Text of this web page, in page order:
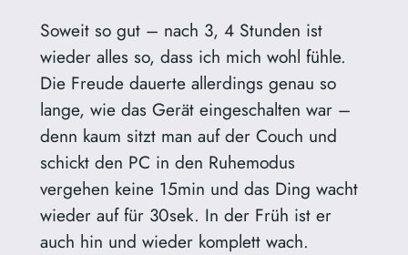
Soweit so gut – nach 3, 4 Stunden ist
wieder alles so, dass ich mich wohl fühle.
Die Freude dauerte allerdings genau so
lange, wie das Gerät eingeschalten war –
denn kaum sitzt man auf der Couch und
schickt den PC in den Ruhemodus
vergehen keine 15min und das Ding wacht
wieder auf für 30sek. In der Früh ist er
auch hin und wieder komplett wach.